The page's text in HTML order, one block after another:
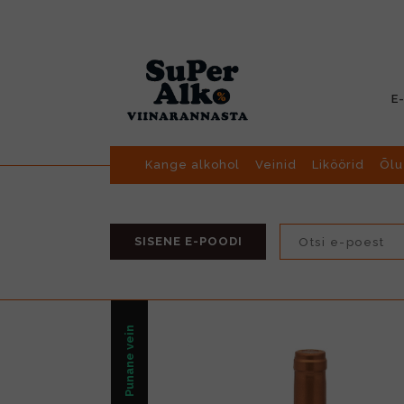
Kange alkohol Veinid Liköörid Õlu
SISENE E-POODI
Punane vein